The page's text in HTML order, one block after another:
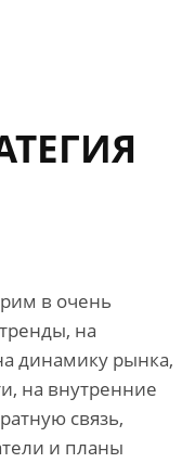
в очень
на
динамику рынка,
на внутренние
связь,
и планы